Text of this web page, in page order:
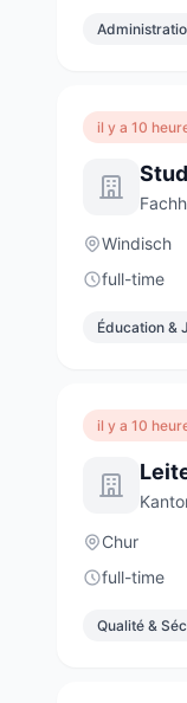
il y a 10
Windisch
full-time
Éducation &
il y a 10
Chur
full-time
Qualité &